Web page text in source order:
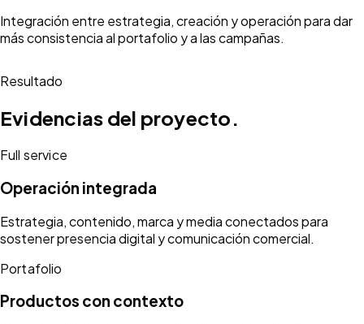
Integración entre estrategia, creación y operación para dar
más consistencia al portafolio y a las campañas.
Resultado
Evidencias del proyecto.
Full service
Operación integrada
Estrategia, contenido, marca y media conectados para
sostener presencia digital y comunicación comercial.
Portafolio
Productos con contexto